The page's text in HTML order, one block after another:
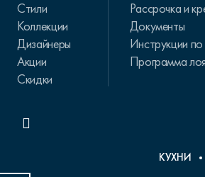
Стили
Коллекции
Дизайнеры
Акции
Скидки
Рассрочка и
Документы
Инструкции
Программа
КУХНИ